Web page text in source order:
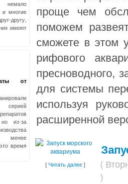
проще чем
поможем
сможете в этом
рифового
пресноводного,
для системы
используя
расширенной
[Читать далее]
(
)
и многие
другу,
имеют
от
серией
из-за
менее
время